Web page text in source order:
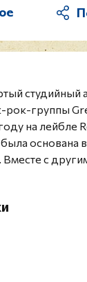
студийный
рок-группы
на лейбле
основана
с
The Offspring)
Stone" провел
коллектив
лучших
Awards", две